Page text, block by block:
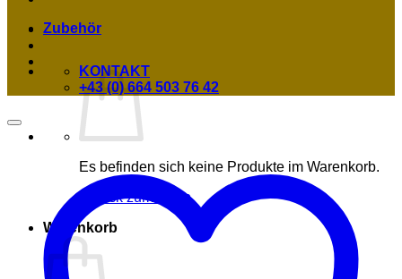
Es befinden sich keine Produkte im Warenkorb.
Zurück zum Shop
Warenkorb
Zubehör
KONTAKT
+43 (0) 664 503 76 42